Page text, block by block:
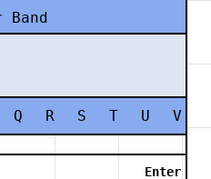
Band
Q R S T U V